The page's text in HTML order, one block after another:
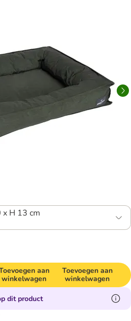
x H 13 cm
aan
winkelwagen
Toevoegen aan
winkelwagen
dit product